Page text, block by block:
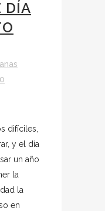
DÍA
0
difíciles,
y el día
un año
la
la
en